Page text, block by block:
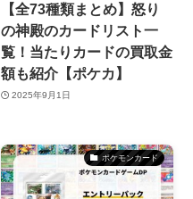
【全73種類まとめ】怒り
の神殿のカードリスト一
覧！当たりカードの買取金
額も紹介【ポケカ】
2025年9月1日
ポケモンカード